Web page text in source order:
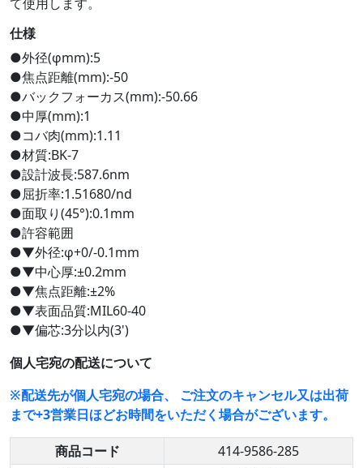
仕様
●外径(φmm):5
●焦点距離(mm):-50
●バックフォーカス(mm):-50.66
●中厚(mm):1
●コバ肉(mm):1.11
●材質:BK-7
●設計波長:587.6nm
●屈折率:1.51680/nd
●面取り(45°):0.1mm
●許容範囲
●▼外径:φ+0/-0.1mm
●▼中心厚:±0.2mm
●▼焦点距離:±2%
●▼表面品質:MIL60-40
●▼偏芯:3分以内(3')
個人宅宛の配送について
※配送先が個人宅宛の場合、 ご注文のキャンセル又は出荷
まで+3営業日ほどお時間をいただく場合がございます。
商品コード
414-9586-285